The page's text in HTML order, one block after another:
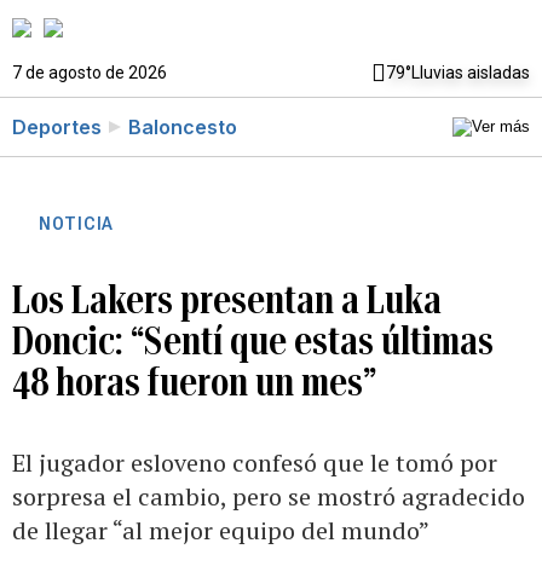
7 de agosto de 2026 79°Lluvias aisladas
Deportes Baloncesto
NOTICIA
Los Lakers presentan a Luka
Doncic: “Sentí que estas últimas
48 horas fueron un mes”
El jugador esloveno confesó que le tomó por
sorpresa el cambio, pero se mostró agradecido
de llegar “al mejor equipo del mundo”